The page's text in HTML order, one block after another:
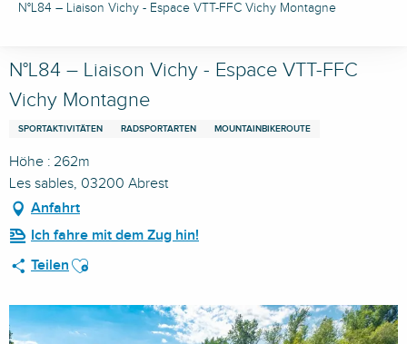
N°L84 – Liaison Vichy - Espace VTT-FFC Vichy Montagne
N°L84 – Liaison Vichy - Espace VTT-FFC
Vichy Montagne
SPORTAKTIVITÄTEN RADSPORTARTEN MOUNTAINBIKEROUTE
Höhe : 262m
Les sables, 03200 Abrest
Anfahrt
Ich fahre mit dem Zug hin!
Teilen Ajouter aux favoris